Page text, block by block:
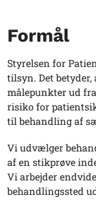
Formål
Styrelsen for
tilsyn. Det
målepunkter ud
risiko for
til behandling af
Vi udvælger
af en stikprøve
Vi arbejder
behandlingssted